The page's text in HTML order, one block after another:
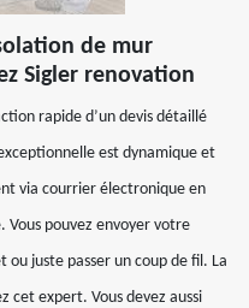
de mur
Sigler renovation
rapide d’un devis détaillé
est dynamique et
via courrier électronique en
Vous pouvez envoyer votre
juste passer un coup de fil. La
cet expert. Vous devez aussi